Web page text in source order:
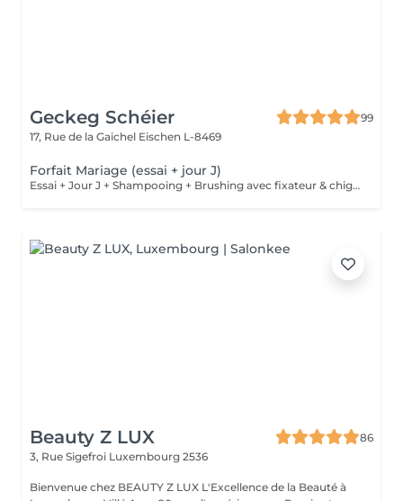
Geckeg Schéier
99
17, Rue de la Gaichel Eischen L-8469
Forfait Mariage (essai + jour J)
Essai + Jour J + Shampooing + Brushing avec fixateur & chignon Possibilité déplacement à domicile
Beauty Z LUX
86
3, Rue Sigefroi Luxembourg 2536
Bienvenue chez BEAUTY Z LUX L'Excellence de la Beauté à